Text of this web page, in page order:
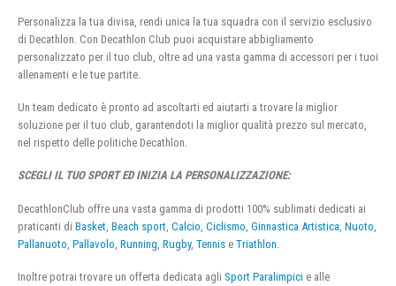
Personalizza la tua divisa, rendi unica la tua squadra con il servizio esclusivo
di Decathlon. Con Decathlon Club puoi acquistare abbigliamento
personalizzato per il tuo club, oltre ad una vasta gamma di accessori per i tuoi
allenamenti e le tue partite.
Un team dedicato è pronto ad ascoltarti ed aiutarti a trovare la miglior
soluzione per il tuo club, garantendoti la miglior qualità prezzo sul mercato,
nel rispetto delle politiche Decathlon.
SCEGLI IL TUO SPORT ED INIZIA LA PERSONALIZZAZIONE:
DecathlonClub offre una vasta gamma di prodotti 100% sublimati dedicati ai
praticanti di Basket Beach sport Calcio Ciclismo Ginnastica Artistica Nuoto
Pallanuoto Pallavolo Running Rugby, Tennis e Triathlon
Inoltre potrai trovare un offerta dedicata agli Sport Paralimpici e alle